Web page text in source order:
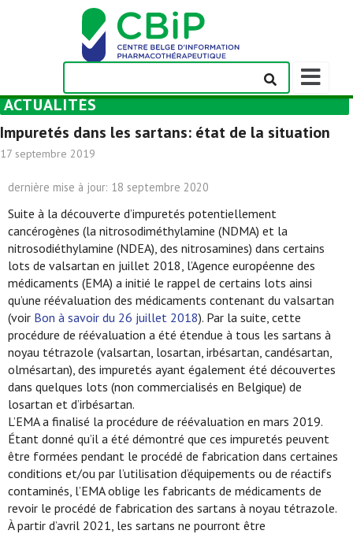
Afficher/
la
navigation
ACTUALITÉS
Impuretés dans les sartans: état de la situation
17 septembre 2019
dernière mise à jour: 18 septembre 2020
Suite à la découverte d’impuretés potentiellement
cancérogènes (la nitrosodiméthylamine (NDMA) et la
nitrosodiéthylamine (NDEA), des nitrosamines) dans certains
lots de valsartan en juillet 2018, l’Agence européenne des
médicaments (EMA) a initié le rappel de certains lots ainsi
qu’une réévaluation des médicaments contenant du valsartan
(voir Bon à savoir du 26 juillet 2018). Par la suite, cette
procédure de réévaluation a été étendue à tous les sartans à
noyau tétrazole (valsartan, losartan, irbésartan, candésartan,
olmésartan), des impuretés ayant également été découvertes
dans quelques lots (non commercialisés en Belgique) de
losartan et d’irbésartan.
L’EMA a finalisé la procédure de réévaluation en mars 2019.
Étant donné qu’il a été démontré que ces impuretés peuvent
être formées pendant le procédé de fabrication dans certaines
conditions et/ou par l’utilisation d’équipements ou de réactifs
contaminés, l’EMA oblige les fabricants de médicaments de
revoir le procédé de fabrication des sartans à noyau tétrazole.
À partir d’avril 2021, les sartans ne pourront être